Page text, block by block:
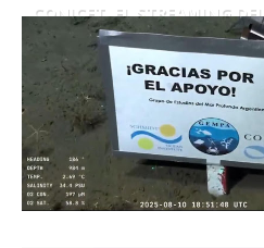
CONICET. EL STREAMING